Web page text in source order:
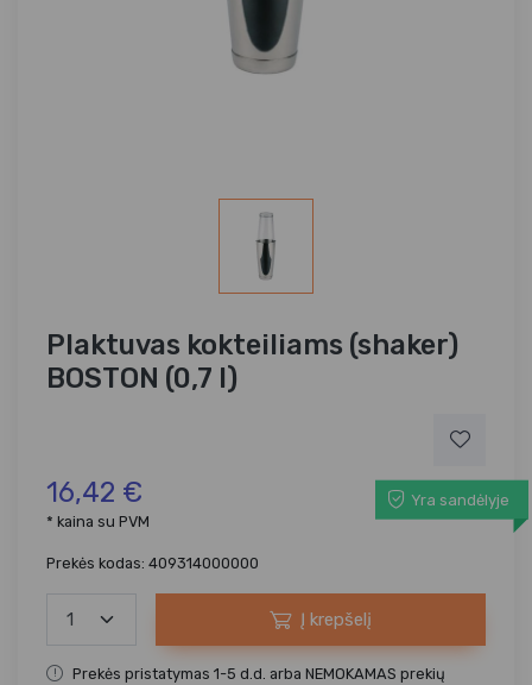
Plaktuvas kokteiliams (shaker)
BOSTON (0,7 l)
16,42 €
Yra sandėlyje
* kaina su PVM
Prekės kodas: 409314000000
Į krepšelį
Prekės pristatymas 1-5 d.d. arba NEMOKAMAS prekių